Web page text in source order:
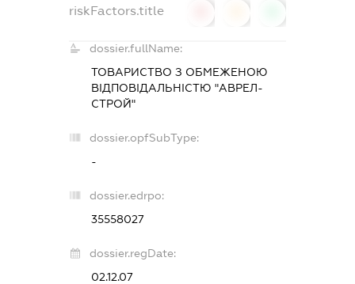
riskFactors.title
dossier.fullName:
ТОВАРИСТВО З ОБМЕЖЕНОЮ
ВІДПОВІДАЛЬНІСТЮ "АВРЕЛ-
СТРОЙ"
dossier.opfSubType:
-
dossier.edrpo:
35558027
dossier.regDate:
02.12.07